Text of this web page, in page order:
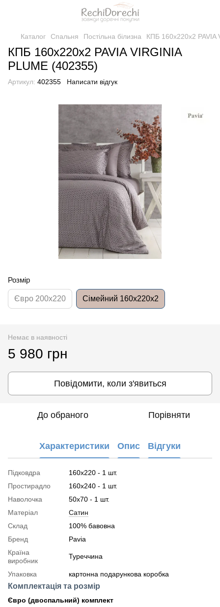
Каталог Спальня Постільна білизна КПБ 160x220x2 PAVIA
КПБ 160x220x2 PAVIA VIRGINIA
PLUME (402355)
Артикул: 402355 Написати відгук
Розмір
Євро 200x220 Сімейний 160x220x2
Немає в наявності
5 980 грн
Повідомити, коли з'явиться
До обраного Порівняти
Характеристики Опис Відгуки
Підковдра
160x220 - 1 шт.
Простирадло
160x240 - 1 шт.
Наволочка
50x70 - 1 шт.
Матеріал
Сатин
Склад
100% бавовна
Бренд
Pavia
Країна
виробник
Туреччина
Упаковка картонна подарункова коробка
Комплектація та розмір
Євро (двоспальний) комплект